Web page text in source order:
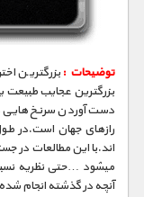
توضیحات : بزرگترین
بزرگترین عجایب طبیعت
دست آوردن سرنخ هایی
رازهای جهان است.در
اند.با این مطالعات در
میشود …حتی نظریه
آنچه در گذشته انجام